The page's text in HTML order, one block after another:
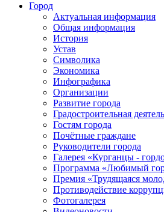
Город
Актуальная информация
Общая информация
История
Устав
Символика
Экономика
Инфографика
Организации
Развитие города
Градостроительная
Гостям города
Почётные граждане
Руководители города
Галерея «Курганцы -
Программа «Любимый
Премия «Трудящаяся
Противодействие
Фотогалерея